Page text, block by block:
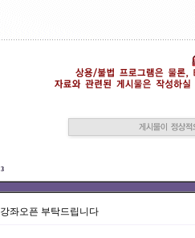
3
강좌오픈 부탁드립니다